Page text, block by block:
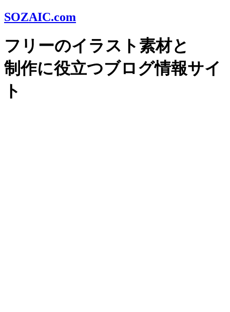
SOZAIC.com
フリーのイラスト素材と
制作に役立つブログ情報サイ
ト